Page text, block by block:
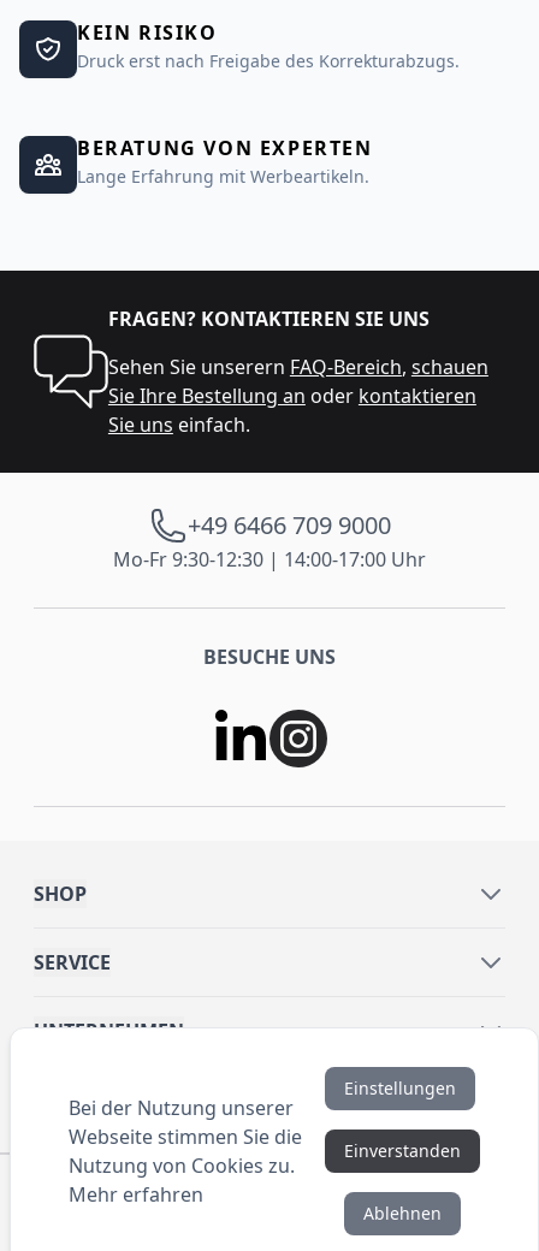
KEIN RISIKO
Druck erst nach Freigabe des Korrekturabzugs.
BERATUNG VON EXPERTEN
Lange Erfahrung mit Werbeartikeln.
FRAGEN? KONTAKTIEREN SIE UNS
Sehen Sie unserern FAQ-Bereich, schauen
Sie Ihre Bestellung an oder kontaktieren
Sie uns einfach.
+49 6466 709 9000
Mo-Fr 9:30-12:30 | 14:00-17:00 Uhr
BESUCHE UNS
SHOP
SERVICE
UNTERNEHMEN
INFORMATIONEN
© 2016 ANYBRAND.de. All Rights Reserved. Alle
Preisangaben sind Nettopreise zzgl. MwSt. und Versand.
Kein Privatverkauf. Unser Angebot richtet sich
Bei der Nutzung unserer
Webseite stimmen Sie die
Nutzung von Cookies zu.
Mehr erfahren
Einstellungen
Einverstanden
Ablehnen